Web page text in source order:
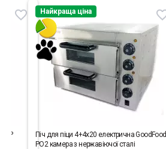
Найкраща ціна
Піч для піци 4+4х20 електрична GoodFood
PO2 камера з нержавіючої сталі